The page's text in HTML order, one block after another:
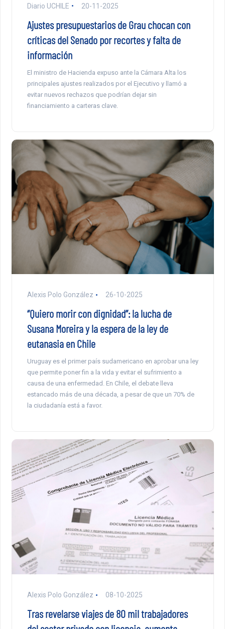
Diario UCHILE 20-11-2025
Ajustes presupuestarios de Grau chocan con
críticas del Senado por recortes y falta de
información
El ministro de Hacienda expuso ante la Cámara Alta los
principales ajustes realizados por el Ejecutivo y llamó a
evitar nuevos rechazos que podrían dejar sin
financiamiento a carteras clave.
Alexis Polo González 26-10-2025
“Quiero morir con dignidad”: la lucha de
Susana Moreira y la espera de la ley de
eutanasia en Chile
Uruguay es el primer país sudamericano en aprobar una ley
que permite poner fin a la vida y evitar el sufrimiento a
causa de una enfermedad. En Chile, el debate lleva
estancado más de una década, a pesar de que un 70% de
la ciudadanía está a favor.
Alexis Polo González 08-10-2025
Tras revelarse viajes de 80 mil trabajadores